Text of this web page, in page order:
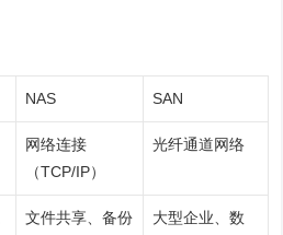
NAS SAN
网络连接
（TCP/IP）
光纤通道网络
文件共享、备份
大型企业、数